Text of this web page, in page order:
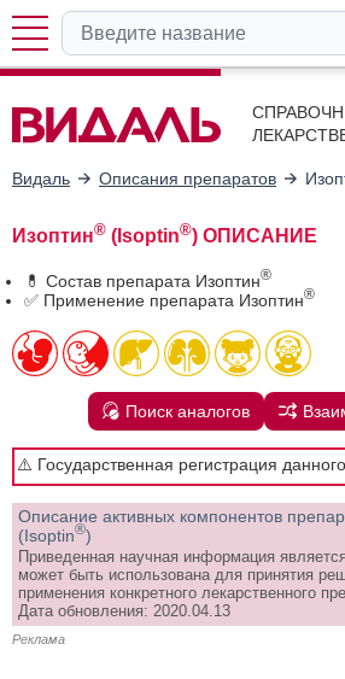
Видаль Описания препаратов
Изоптин® (Isoptin®) ОПИСАНИЕ
💊 Состав препарата Изоптин®
✅ Применение препарата Изоптин®
Поиск аналогов
⚠️ Государственная регистрация
Описание активных компонентов
(Isoptin®)
Приведенная научная информация
может быть использована для принятия
применения конкретного лекарственного
Дата обновления: 2020.04.13
Реклама